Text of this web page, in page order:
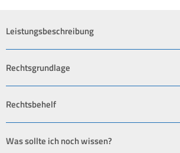
Leistungsbeschreibung
Rechtsgrundlage
Rechtsbehelf
Was sollte ich noch wissen?